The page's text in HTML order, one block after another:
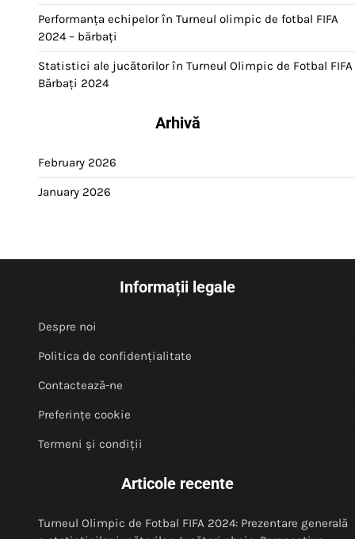
Performanța echipelor în Turneul olimpic de fotbal FIFA
2024 – bărbați
Statistici ale jucătorilor în Turneul Olimpic de Fotbal FIFA
Bărbați 2024
Arhivă
February 2026
January 2026
Informații legale
Despre noi
Politica de confidențialitate
Contactează-ne
Preferințe cookie
Termeni și condiții
Articole recente
Turneul Olimpic de Fotbal FIFA 2024: Prezentare generală